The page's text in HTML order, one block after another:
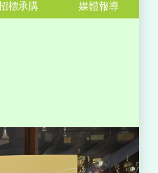
標承購 媒體報導